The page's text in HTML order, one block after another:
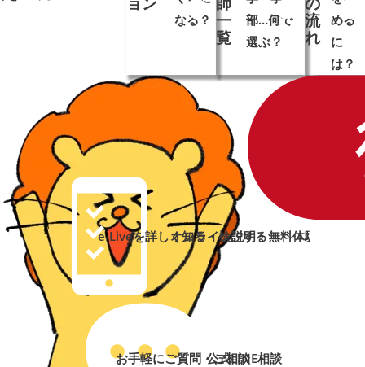
なる？
➜➜一
覧
部…何で
選ぶ？
➜ ➜流
れ
める
に
は？
➜
公式LINE相談
お手軽にご質問・ご相談
オンライン説明・無料体験
e-Liveを詳しく知る・検討する